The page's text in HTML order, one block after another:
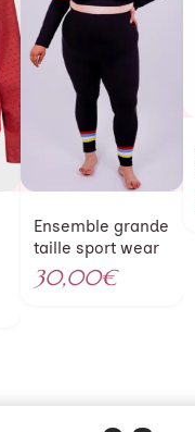
Ensemble grande
taille sport wear
30,00€